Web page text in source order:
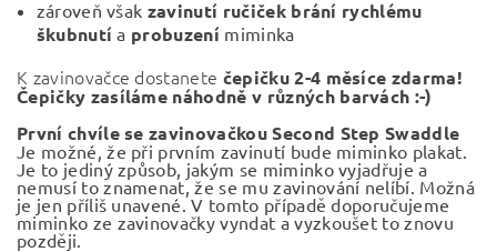
zároveň však zavinutí ručiček brání rychlému
škubnutí a probuzení miminka
K zavinovačce dostanete čepičku 2-4 měsíce zdarma!
Čepičky zasíláme náhodně v různých barvách :-)
První chvíle se zavinovačkou Second Step Swaddle
Je možné, že při prvním zavinutí bude miminko plakat.
Je to jediný způsob, jakým se miminko vyjadřuje a
nemusí to znamenat, že se mu zavinování nelíbí. Možná
je jen příliš unavené. V tomto případě doporučujeme
miminko ze zavinovačky vyndat a vyzkoušet to znovu
později.